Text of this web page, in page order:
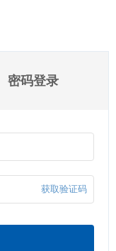
密码登录
获取验证码